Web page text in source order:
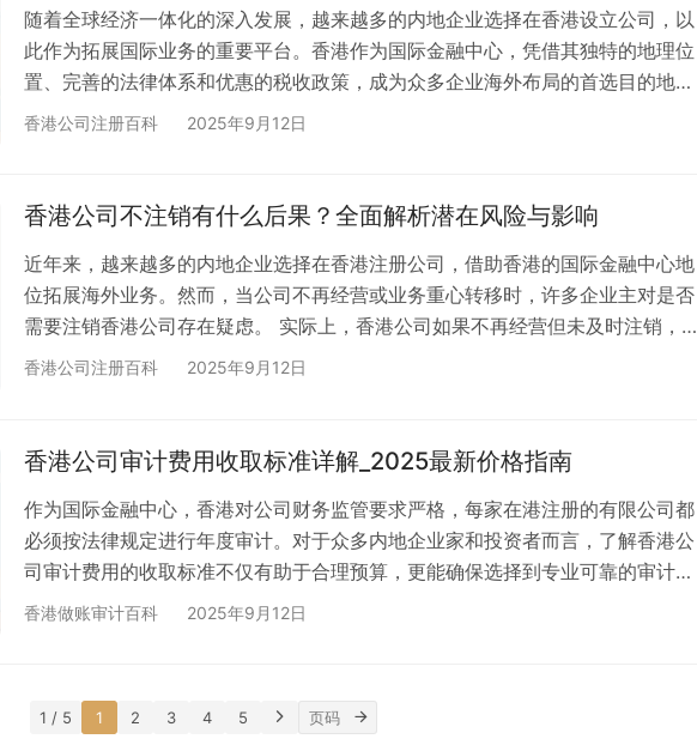
直…
随着全球经济一体化的深入发展，越来越多的内地企业选择在香港设立公司，以
此作为拓展国际业务的重要平台。香港作为国际金融中心，凭借其独特的地理位
置、完善的法律体系和优惠的税收政策，成为众多企业海外布局的首选目的地。
本文将为您详细介绍2025年香港公司注册的最新流程、费用标准以及相关注意
先，香港实行简单税制，企业所得税率仅为16.5%，且采用地域来源征税原则，
香港公司注册百科 2025年9月12日
香港公司不注销有什么后果？全面解析潜在风险与影响
近年来，越来越多的内地企业选择在香港注册公司，借助香港的国际金融中心地
位拓展海外业务。然而，当公司不再经营或业务重心转移时，许多企业主对是否
需要注销香港公司存在疑虑。 实际上，香港公司如果不再经营但未及时注销，将
面临一系列严重后果，这些影响不仅涉及经济损失，还可能对个人信用和未来商
一些情况是企业主对香港公司法律要求不够了解，误以为停止经营就可以不再履
香港公司注册百科 2025年9月12日
香港公司审计费用收取标准详解_2025最新价格指南
作为国际金融中心，香港对公司财务监管要求严格，每家在港注册的有限公司都
必须按法律规定进行年度审计。对于众多内地企业家和投资者而言，了解香港公
司审计费用的收取标准不仅有助于合理预算，更能确保选择到专业可靠的审计服
务。本文将从多个维度深入解析香港公司审计费用的构成要素、影响因素及选择
的财务报表。这项强制性要求确保了香港商业环境的透明度和可信度。 香港公司
审计…
香港做账审计百科 2025年9月12日
1 / 5 1 2 3 4 5